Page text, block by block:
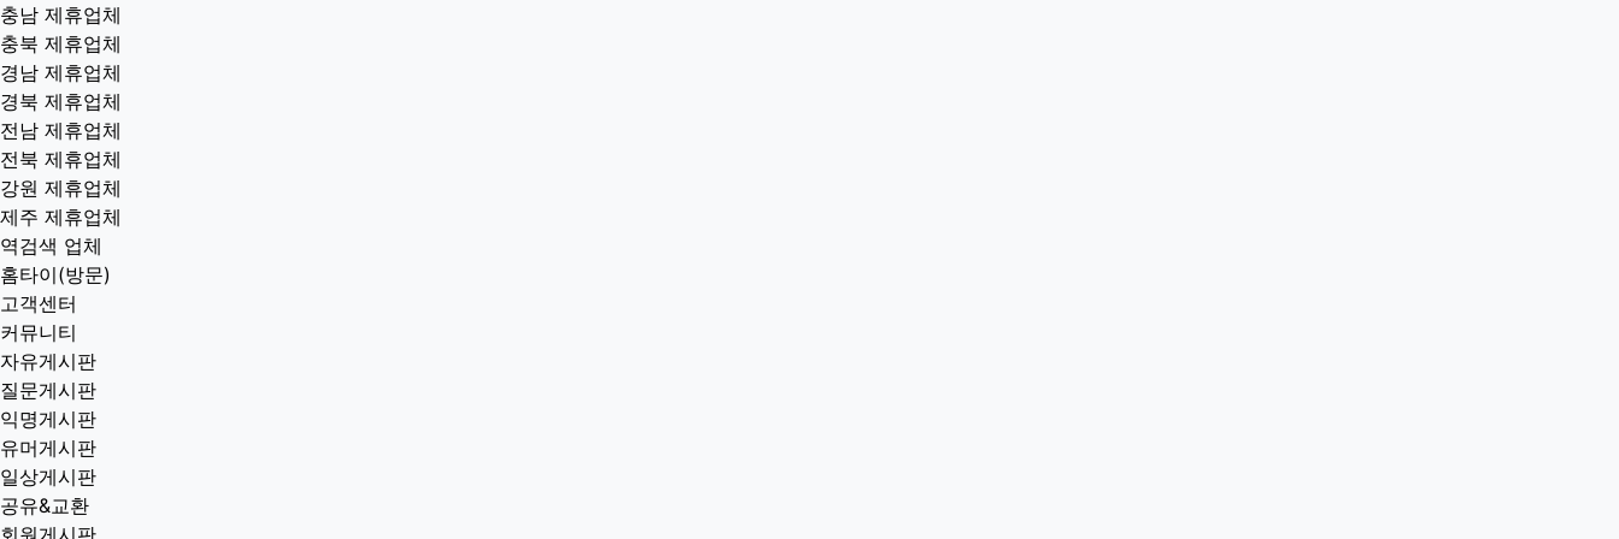
충남 제휴업체
충북 제휴업체
경남 제휴업체
경북 제휴업체
전남 제휴업체
전북 제휴업체
강원 제휴업체
제주 제휴업체
역검색 업체
홈타이(방문)
고객센터
커뮤니티
자유게시판
질문게시판
익명게시판
유머게시판
일상게시판
공유&교환
회원게시판